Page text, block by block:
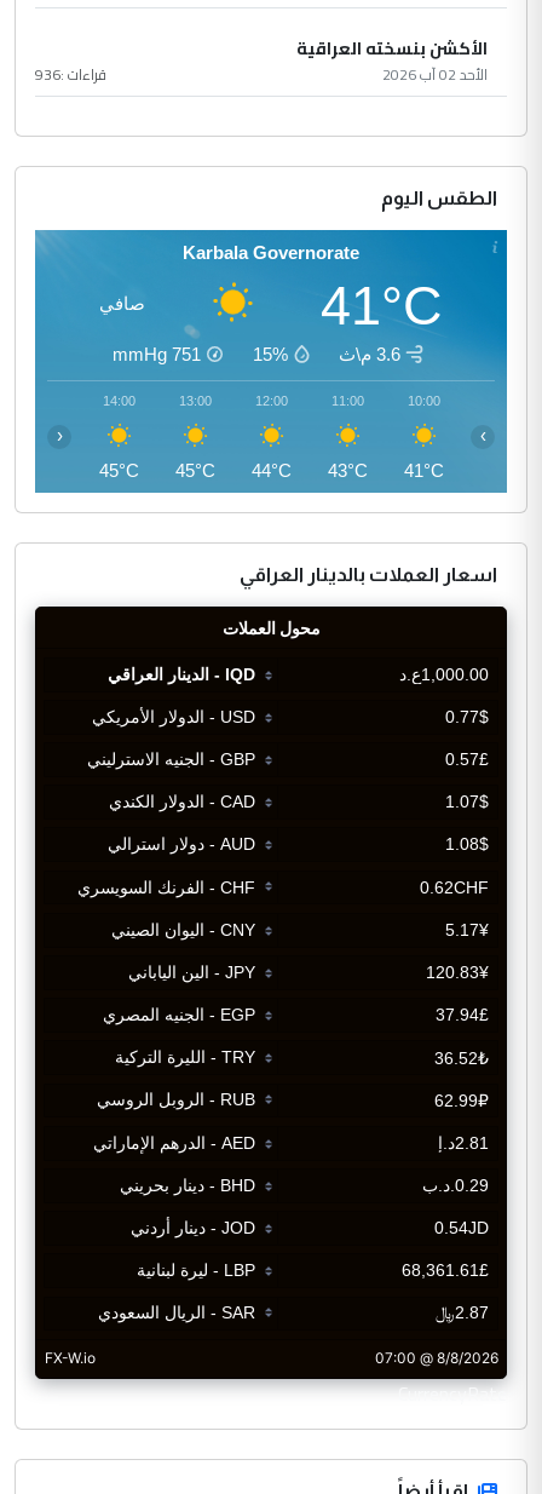
الأكشن بنسخته العراقية
الأحد 02 آب 2026 قراءات :936
الطقس اليوم
Karbala Governorate
41°C صافي
3.6 م\ث 15%
751
mmHg
10:00
41°C
11:00
43°C
12:00
44°C
13:00
45°C
14:00
45°C
‹ ›
اسعار العملات بالدينار العراقي
CurrencyRate